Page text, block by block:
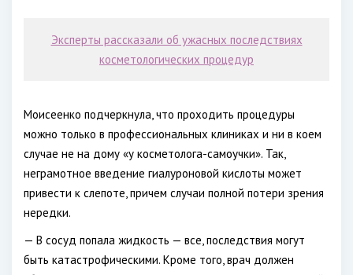
Эксперты рассказали об ужасных последствиях
косметологических процедур
Моисеенко подчеркнула, что проходить процедуры
можно только в профессиональных клиниках и ни в коем
случае не на дому «у косметолога-самоучки». Так,
неграмотное введение гиалуроновой кислоты может
привести к слепоте, причем случаи полной потери зрения
нередки.
— В сосуд попала жидкость — все, последствия могут
быть катастрофическими. Кроме того, врач должен